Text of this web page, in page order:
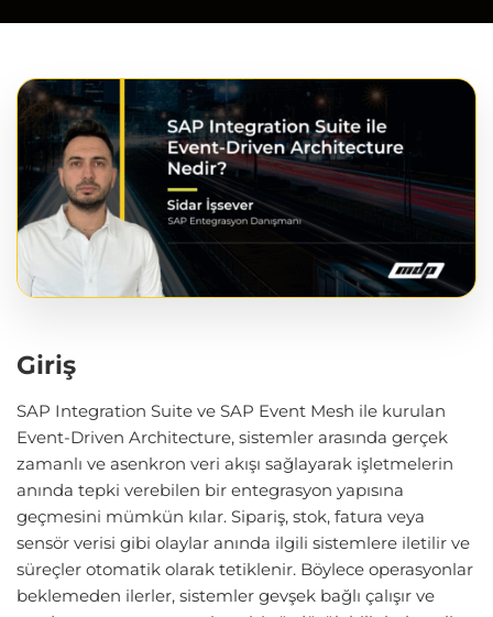
Giriş
SAP Integration Suite ve SAP Event Mesh ile kurulan
Event-Driven Architecture, sistemler arasında gerçek
zamanlı ve asenkron veri akışı sağlayarak işletmelerin
anında tepki verebilen bir entegrasyon yapısına
geçmesini mümkün kılar. Sipariş, stok, fatura veya
sensör verisi gibi olaylar anında ilgili sistemlere iletilir ve
süreçler otomatik olarak tetiklenir. Böylece operasyonlar
beklemeden ilerler, sistemler gevşek bağlı çalışır ve